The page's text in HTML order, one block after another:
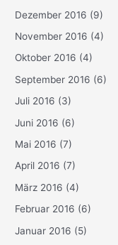
Dezember 2016 (9)
November 2016 (4)
Oktober 2016 (4)
September 2016 (6)
Juli 2016 (3)
Juni 2016 (6)
Mai 2016 (7)
April 2016 (7)
März 2016 (4)
Februar 2016 (6)
Januar 2016 (5)